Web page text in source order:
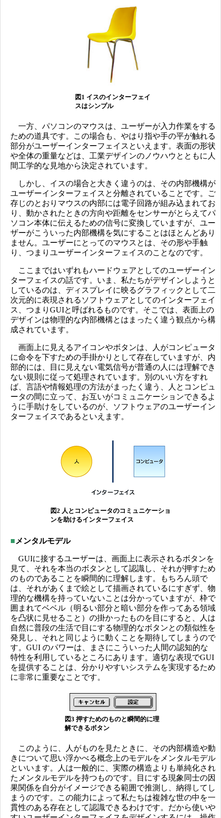
図1 イスのインターフェイ
スはシンプル
一方、パソコンのマウスは、ユーザーが入力作業をする
ための道具です。この場合も、やはり指や手の平が触れる
部分がユーザーインターフェイスといえます。表面の形状
や全体の重量などは、工業デザインのノウハウとともに人
間工学的な見地から決定されています。
しかし、イスの場合と大きく違うのは、その内部機構が
ユーザーインターフェイスと分離されていることです。ご
存じのとおりマウスの内部には電子回路が組み込まれてお
り、動かされたときの方向や距離をセンサーがとらえてパ
ソコン本体に伝えるための信号に変換していますが、ユー
ザーがこういった内部機構を気にすることはほとんどあり
ません。ユーザーにとってのマウスとは、その形や手触
り、つまりユーザーインターフェイスのことなのです。
ここまではいずれもハードウェアとしてのユーザーイン
ターフェイスの話です。いま、私たちがデザインしようと
しているのは、ディスプレイに映るグラフィックとして二
次元的に表現されるソフトウェアとしてのインターフェイ
ス、つまりGUIと呼ばれるものです。そこでは、表面上の
デザインは物理的な内部機構とはまったく違う観点から構
成されています。
画面上に見えるアイコンやボタンは、人がコンピュータ
に命令を下すための手掛かりとして存在していますが、内
部的には、目に見えない電気信号が普通の人には理解でき
ない規則に従って処理されています。別のいい方をすれ
ば、言語や情報処理の方法がまったく違う、人とコンピュ
ータの間に立って、お互いがコミュニケーションできるよ
うに手助けをしているのが、ソフトウェアのユーザーイン
ターフェイスであるといえます。
図2 人とコンピュータのコミュニケーショ
ンを助けるインターフェイス
■ メンタルモデル
GUIに接するユーザーは、画面上に表示されるボタンを
見て、それを本当のボタンとして認識し、それが押すため
のものであることを瞬間的に理解します。もちろん頭で
は、それがあくまで絵として描画されているにすぎず、物
理的な機構を持っていないことは分かっていますが、枠で
囲まれてベベル（明るい部分と暗い部分を作ってある領域
を凸状に見せること）の掛かったものを目にすると、人は
自然に普段の生活で目にする物理的なボタンとの類似性を
発見し、それと同じように動くことを期待してしまうので
す。GUI のパワーは、まさにこういった人間の認知的な
特性を利用しているところにあります。適切な表現でGUI
を提供することは、分かりやすいシステムを実現するため
に非常に重要なことです。
図3 押すためのものと瞬間的に理
解できるボタン
このように、人がものを見たときに、その内部構造や動
きについて思い浮かべる概念上のモデルをメンタルモデル
といいます。人は一般的に、実際の構造よりも単純化され
たメンタルモデルを持つものです。目にする現象同士の因
果関係を自分がイメージできる範囲で推測し、納得してし
まうのです。この能力によって私たちは複雑な世の中を一
貫性のある存在として認識できるわけです。だから使いや